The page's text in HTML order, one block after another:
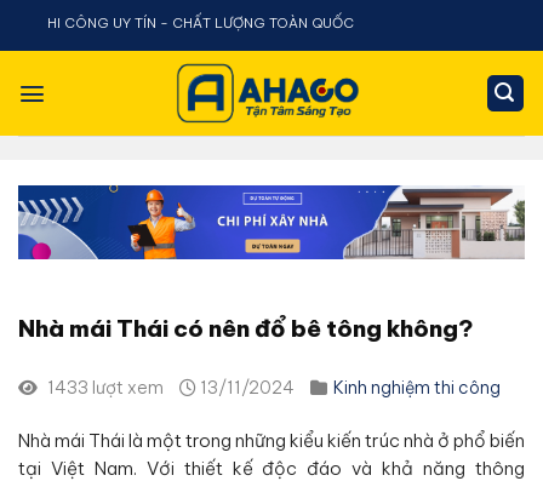
Chuyển
dung
UY TÍN - CHẤT LƯỢNG TOÀN QUỐC
Nhà mái Thái có nên đổ bê tông không?
1433 lượt xem 13/11/2024 Kinh nghiệm thi công
Nhà mái Thái là một trong những kiểu kiến trúc nhà ở phổ biến
tại Việt Nam. Với thiết kế độc đáo và khả năng thông